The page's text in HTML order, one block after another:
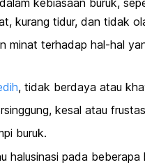
kurang tidur, dan tidak
minat terhadap hal-hal
, tidak berdaya atau
kesal atau
buruk.
halusinasi pada beberapa